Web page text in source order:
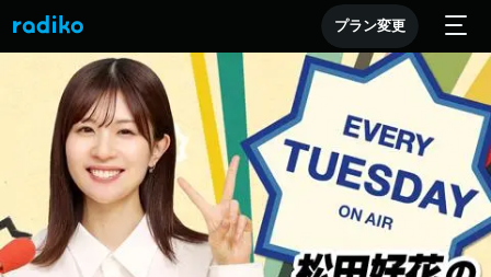
プラン変更